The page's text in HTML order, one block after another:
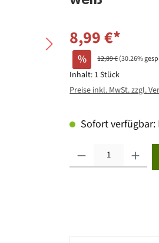
8,99 €*
% 12,89 €(30.26%
Inhalt: 1 Stück
Preise inkl. MwSt. zzgl.
Sofort verfügbar: